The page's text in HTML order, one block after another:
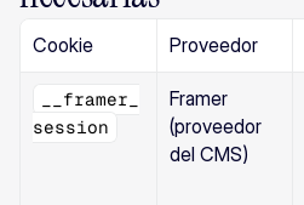
Cookie Proveedor
__framer_
session
Framer
(proveedor
del CMS)